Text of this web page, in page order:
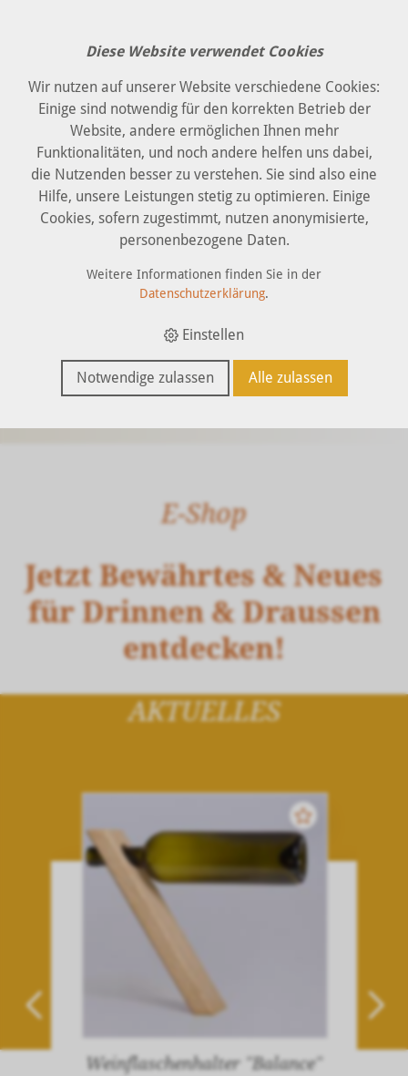
IMKER GARTEN
E-Shop
Jetzt Bewährtes & Neues
für Drinnen & Draussen
entdecken!
AKTUELLES
Weinflaschenhalter "Balance"
Diese Website verwendet Cookies
Wir nutzen auf unserer Website verschiedene Cookies:
Einige sind notwendig für den korrekten Betrieb der
Website, andere ermöglichen Ihnen mehr
Funktionalitäten, und noch andere helfen uns dabei,
die Nutzenden besser zu verstehen. Sie sind also eine
Hilfe, unsere Leistungen stetig zu optimieren. Einige
Cookies, sofern zugestimmt, nutzen anonymisierte,
personenbezogene Daten.
Weitere Informationen finden Sie in der
Datenschutzerklärung.
Einstellen
Notwendige zulassen Alle zulassen